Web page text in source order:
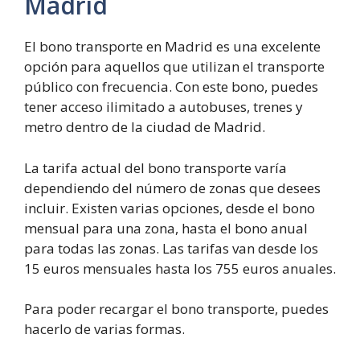
El bono transporte en Madrid es una excelente
opción para aquellos que utilizan el transporte
público con frecuencia. Con este bono, puedes
tener acceso ilimitado a autobuses, trenes y
metro dentro de la ciudad de Madrid.
La tarifa actual del bono transporte varía
dependiendo del número de zonas que desees
incluir. Existen varias opciones, desde el bono
mensual para una zona, hasta el bono anual
para todas las zonas. Las tarifas van desde los
15 euros mensuales hasta los 755 euros anuales.
Para poder recargar el bono transporte, puedes
hacerlo de varias formas.